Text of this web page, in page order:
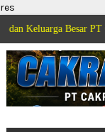
res
Besar PT Cakrawala